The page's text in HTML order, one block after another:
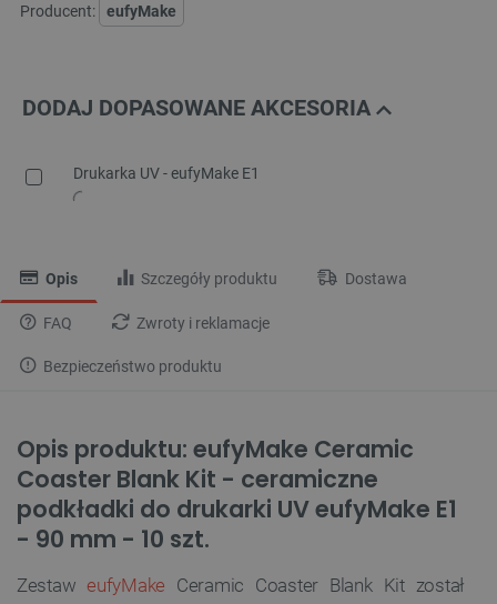
Producent: eufyMake
DODAJ DOPASOWANE AKCESORIA
Drukarka UV - eufyMake E1
Opis Szczegóły produktu Dostawa
FAQ Zwroty i reklamacje
Bezpieczeństwo produktu
Opis produktu: eufyMake Ceramic
Coaster Blank Kit - ceramiczne
podkładki do drukarki UV eufyMake E1
- 90 mm - 10 szt.
ZestaweufyMake Ceramic Coaster Blank Kit został